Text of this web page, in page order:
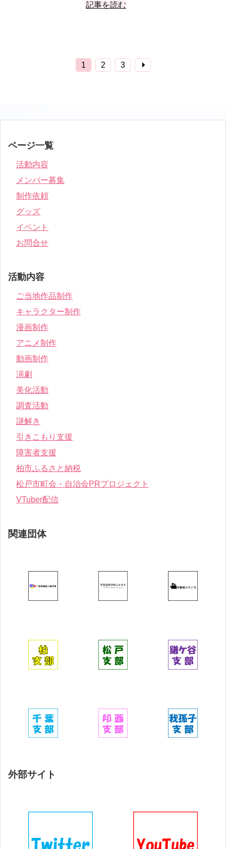
記事を読む
1 2 3
ページ一覧
活動内容
メンバー募集
制作依頼
グッズ
イベント
お問合せ
活動内容
ご当地作品制作
キャラクター制作
漫画制作
アニメ制作
動画制作
演劇
美化活動
調査活動
謎解き
引きこもり支援
障害者支援
柏市ふるさと納税
松戸市町会・自治会PRプロジェクト
VTuber配信
関連団体
外部サイト